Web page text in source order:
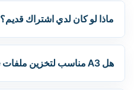
ماذا لو كان لدي اشتراك قديم؟
هل A3 مناسب لتخزين ملفات OneDrive المهمة؟